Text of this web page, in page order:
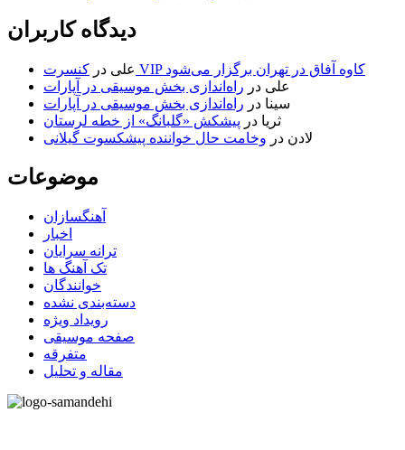
دیدگاه کاربران
علی در
کنسرت VIP کاوه آفاق در تهران برگزار می‌شود
علی در راه‌اندازی بخش موسیقی در آپارات
سینا در راه‌اندازی بخش موسیقی در آپارات
ثریا در پیشکش «گلبانگ» از خطه لرستان
لادن در وخامت حال خواننده پیشکسوت گیلانی
موضوعات
آهنگسازان
اخبار
ترانه سرایان
تک آهنگ ها
خوانندگان
دسته‌بندی نشده
رویداد ویژه
صفحه موسیقی
متفرقه
مقاله و تحلیل